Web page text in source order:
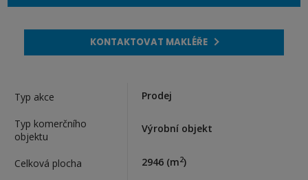
KONTAKTOVAT MAKLÉŘE
Typ akce Prodej
Typ komerčního
objektu
Výrobní objekt
Celková plocha 2946 (m2)